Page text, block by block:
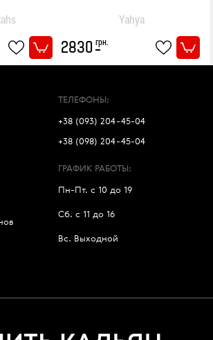
Yahya
2830 грн.
ТЕЛЕФОНЫ:
+38 (093) 204-45-04
+38 (098) 204-45-04
ГРАФИК РАБОТЫ:
Пн-Пт. с 10 до 19
Сб. с 11 до 16
Вс. Выходной